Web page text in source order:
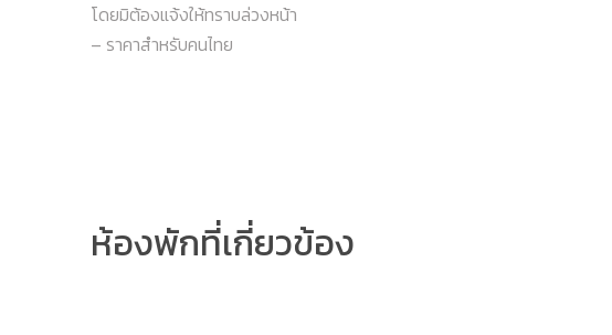
โดยมิต้องแจ้งให้ทราบล่วงหน้า
– ราคาสำหรับคนไทย
ห้องพักที่เกี่ยวข้อง